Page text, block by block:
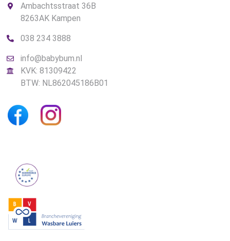
Ambachtsstraat 36B
8263AK Kampen
038 234 3888
info@babybum.nl
KVK: 81309422
BTW: NL862045186B01